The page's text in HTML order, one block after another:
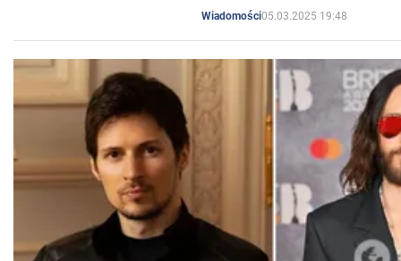
Wiadomości05.03.2025 19:48